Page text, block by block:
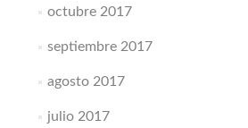
octubre 2017
septiembre 2017
agosto 2017
julio 2017